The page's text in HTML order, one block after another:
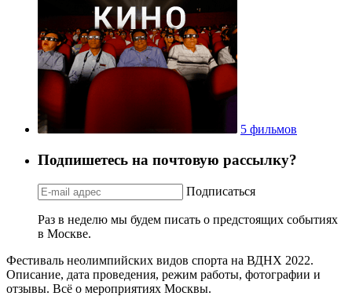
5 фильмов
Подпишетесь на почтовую рассылку?
Подписаться
Раз в неделю мы будем писать о предстоящих событиях
в Москве.
Фестиваль неолимпийских видов спорта на ВДНХ 2022.
Описание, дата проведения, режим работы, фотографии и
отзывы. Всё о мероприятиях Москвы.